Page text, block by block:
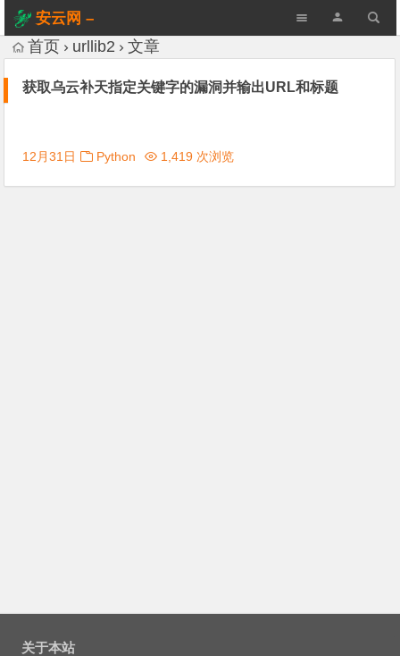
安云网 –
AnYun.ORG
首页 urllib2 文章
获取乌云补天指定关键字的漏洞并输出URL和标题
12月31日 Python 1,419 次浏览
关于本站